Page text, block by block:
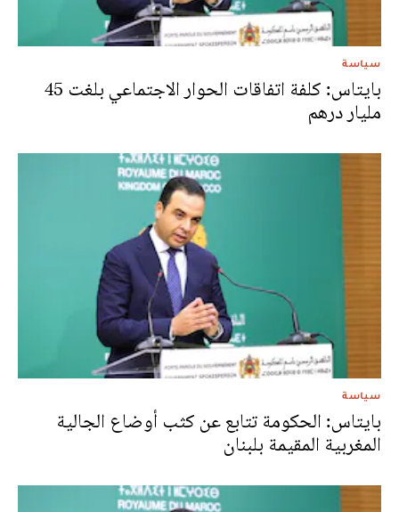
سياسة
بايتاس: كلفة اتفاقات الحوار الاجتماعي بلغت 45
مليار درهم
سياسة
بايتاس: الحكومة تتابع عن كثب أوضاع الجالية
المغربية المقيمة بلبنان